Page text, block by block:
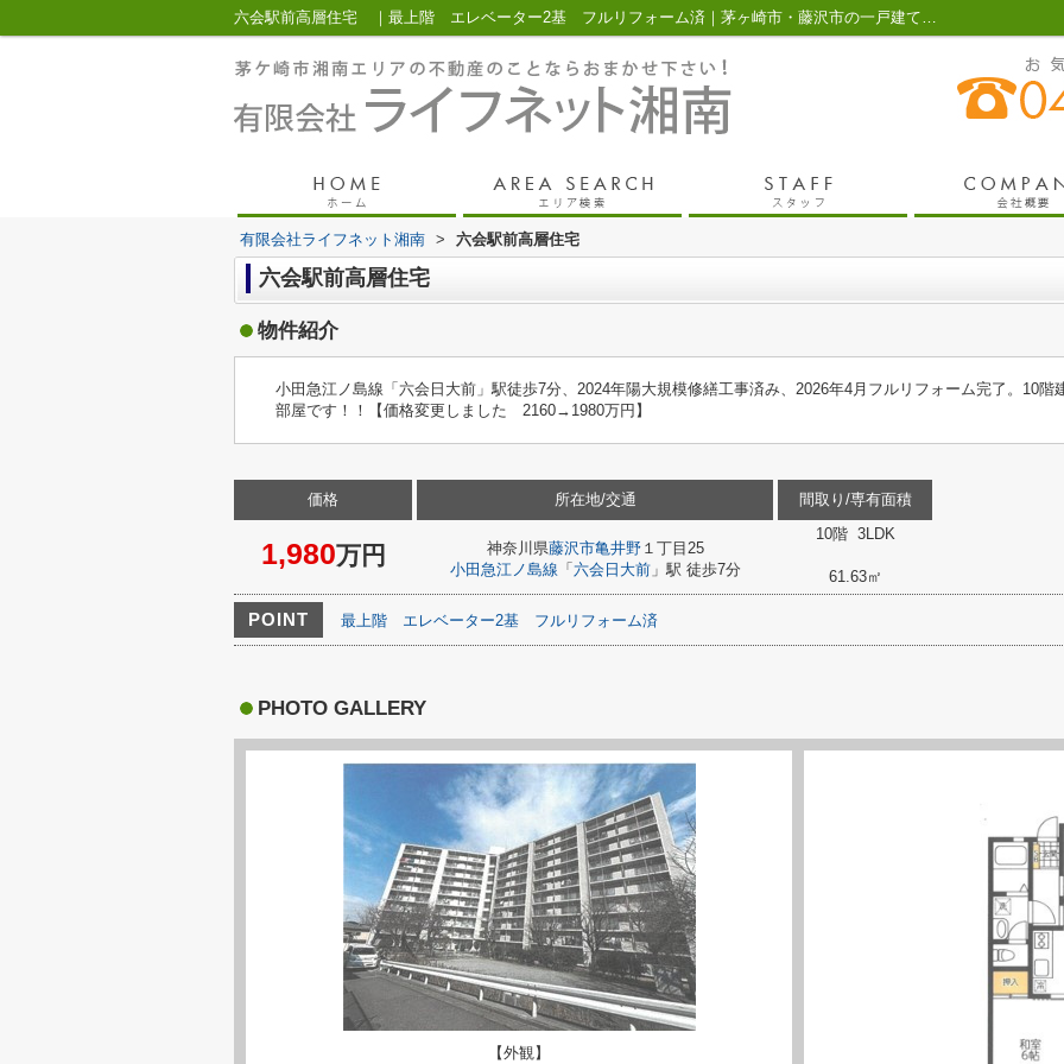
六会駅前高層住宅 ｜最上階 エレベーター2基 フルリフォーム済｜茅ヶ崎市・藤沢市の一戸建てや不動産のことなら有限会社ライフネット湘南
有限会社ライフネット湘南 > 六会駅前高層住宅
六会駅前高層住宅
物件紹介
小田急江ノ島線「六会日大前」駅徒歩7分、2024年陽大規模修繕工事済み、2026年4月フルリフォーム完了。10
部屋です！！【価格変更しました 2160→1980万円】
価格
1,980万円
所在地/交通
神奈川県藤沢市亀井野１丁目25
小田急江ノ島線 「 六会日大前」駅 徒歩7分
間取り/専有面積
10階 3LDK
61.63㎡
POINT 最上階 エレベーター2基 フルリフォーム済
PHOTO GALLERY
【外観】